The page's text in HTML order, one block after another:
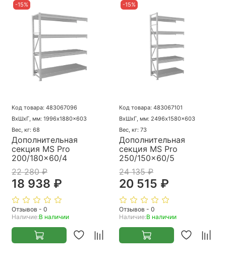
-15%
Код товара: 483067096
ВхШхГ, мм: 1996x1880x603
Вес, кг: 68
Дополнительная
секция MS Pro
200/180x60/4
22 280 ₽
18 938 ₽
Отзывов - 0
Наличие:В наличии
-15%
Код товара: 483067101
ВхШхГ, мм: 2496x1580x603
Вес, кг: 73
Дополнительная
секция MS Pro
250/150x60/5
24 135 ₽
20 515 ₽
Отзывов - 0
Наличие:В наличии